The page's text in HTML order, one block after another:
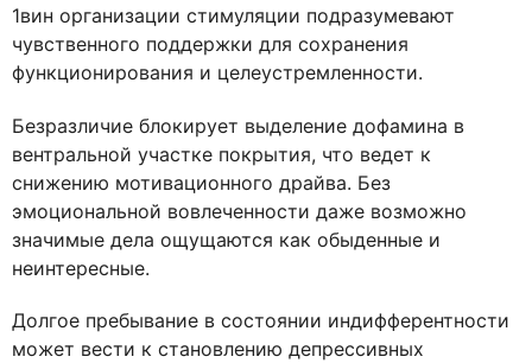
1вин организации стимуляции подразумевают
чувственного поддержки для сохранения
функционирования и целеустремленности.
Безразличие блокирует выделение дофамина в
вентральной участке покрытия, что ведет к
снижению мотивационного драйва. Без
эмоциональной вовлеченности даже возможно
значимые дела ощущаются как обыденные и
неинтересные.
Долгое пребывание в состоянии индифферентности
может вести к становлению депрессивных